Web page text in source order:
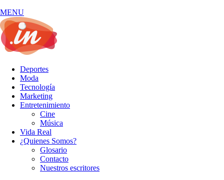
MENU
Deportes
Moda
Tecnología
Marketing
Entretenimiento
Cine
Música
Vida Real
¿Quienes Somos?
Glosario
Contacto
Nuestros escritores